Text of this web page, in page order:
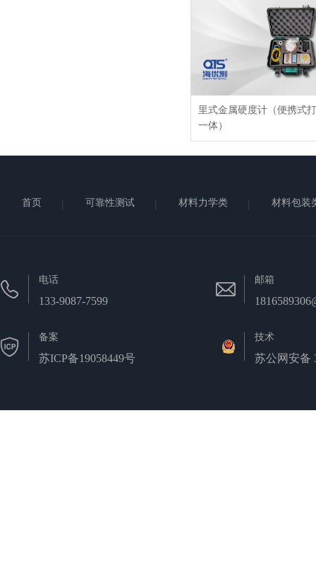
里式金属硬度计（便携式
一体）
首页 可靠性测试 材料力学类 材料包装
电话
133-9087-7599
邮箱
备案
苏ICP备19058449号
技术
苏公网安备